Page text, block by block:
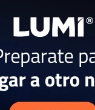
USD 2.499 USD
ENVÍO A TODO EL PAÍS